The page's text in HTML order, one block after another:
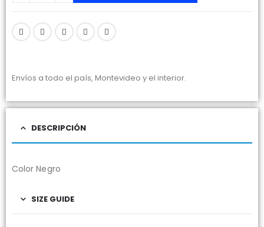
Envíos a todo el país, Montevideo y el interior.
DESCRIPCIÓN
Color Negro
SIZE GUIDE